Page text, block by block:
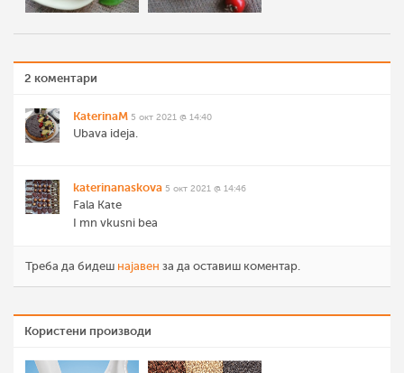
2 коментари
KaterinaM 5 окт 2021 @ 14:40
Ubava ideja.
katerinanaskova 5 окт 2021 @ 14:46
Fala Kate
I mn vkusni bea
Треба да бидеш најавен за да оставиш коментар.
Користени производи